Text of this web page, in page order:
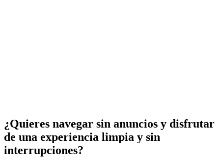
¿Quieres navegar sin anuncios y disfrutar
de una experiencia limpia y sin
interrupciones?